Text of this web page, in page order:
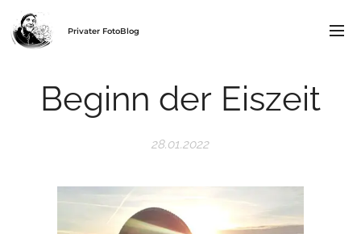
Privater FotoBlog
Beginn der Eiszeit
28.01.2022